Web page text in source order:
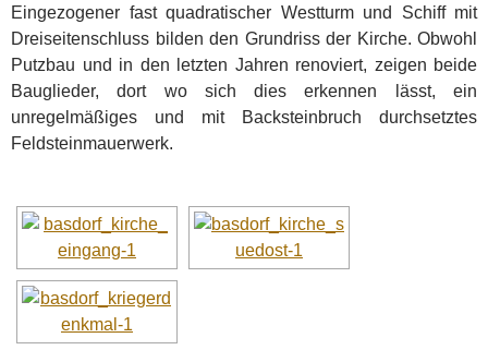
Eingezogener fast quadratischer Westturm und Schiff mit
Dreiseitenschluss bilden den Grundriss der Kirche. Obwohl
Putzbau und in den letzten Jahren renoviert, zeigen beide
Bauglieder, dort wo sich dies erkennen lässt, ein
unregelmäßiges und mit Backsteinbruch durchsetztes
Feldsteinmauerwerk.